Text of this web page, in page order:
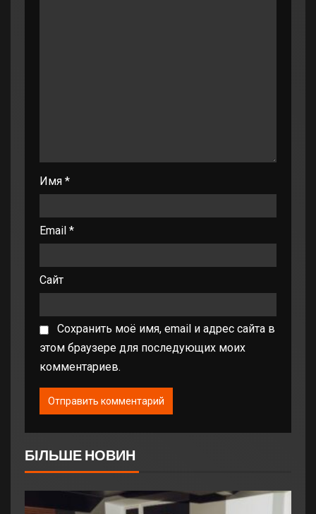
Имя *
Email *
Сайт
Сохранить моё имя, email и адрес сайта в
этом браузере для последующих моих
комментариев.
БІЛЬШЕ НОВИН